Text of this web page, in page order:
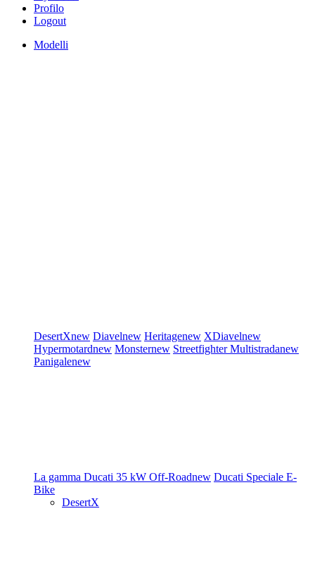
Profilo
Logout
Modelli
DesertXnew Diavelnew Heritagenew XDiavelnew
Hypermotardnew Monsternew StreetfighterMultistradanew
Panigalenew
La gamma Ducati 35 kW Off-Roadnew Ducati Speciale E-
Bike
DesertX